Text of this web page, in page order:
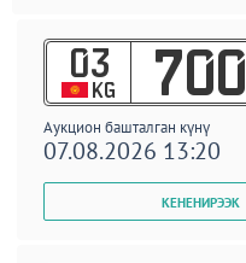
03
KG 700
Аукцион башталган күнү
07.08.2026 13:20